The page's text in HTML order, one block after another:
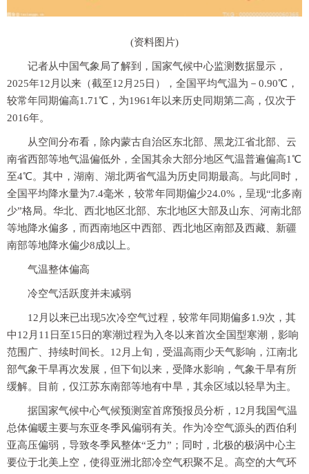
(资料图片)
记者从中国气象局了解到，国家气候中心监测数据显示，
2025年12月以来（截至12月25日），全国平均气温为－0.90℃，
较常年同期偏高1.71℃，为1961年以来历史同期第二高，仅次于
2016年。
从空间分布看，除内蒙古自治区东北部、黑龙江省北部、云
南省西部等地气温偏低外，全国其余大部分地区气温普遍偏高1℃
至4℃。其中，湖南、湖北两省气温为历史同期最高。与此同时，
全国平均降水量为7.4毫米，较常年同期偏少24.0%，呈现“北多南
少”格局。华北、西北地区北部、东北地区大部及山东、河南北部
等地降水偏多，而西南地区中西部、西北地区南部及西藏、新疆
南部等地降水偏少8成以上。
气温整体偏高
冷空气活跃度并未减弱
12月以来已出现5次冷空气过程，较常年同期偏多1.9次，其
中12月11日至15日的寒潮过程为入冬以来首次全国型寒潮，影响
范围广、持续时间长。12月上旬，受温高雨少天气影响，江南北
部气象干旱再次发展，但下旬以来，受降水影响，气象干旱有所
缓解。目前，仅江苏东南部等地有中旱，其余区域以轻旱为主。
据国家气候中心气候预测室首席预报员分析，12月我国气温
总体偏暖主要与东亚冬季风偏弱有关。作为冷空气源头的西伯利
亚高压偏弱，导致冬季风整体“乏力”；同时，北极的极涡中心主
要位于北美上空，使得亚洲北部冷空气积聚不足。高空的大气环